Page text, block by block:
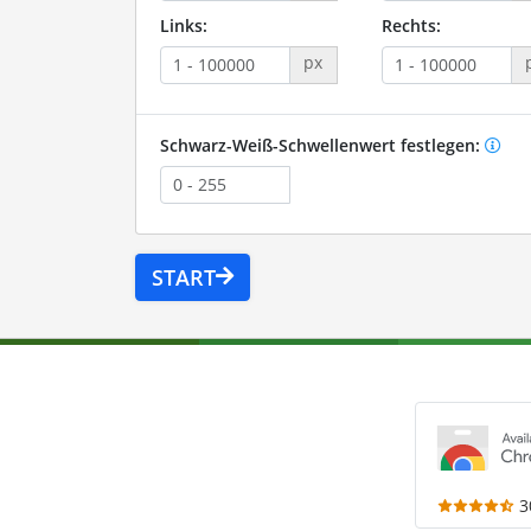
Links:
px
Rechts:
Schwarz-Weiß-Schwellenwert festlegen:
START